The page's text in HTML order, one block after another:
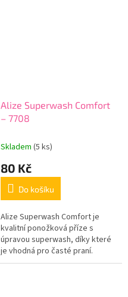
Alize Superwash Comfort
– 7708
Skladem (5 ks)
80 Kč
Do košíku
Alize Superwash Comfort je
kvalitní ponožková příze s
úpravou superwash, díky které
je vhodná pro časté praní.
Hotové výrobky jsou příjemné